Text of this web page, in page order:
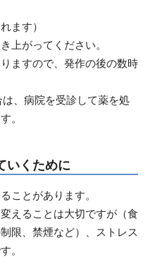
ます）
上がってください。
ますので、発作の後の数時
、病院を受診して薬を処
。
いくために
ことがあります。
えることは大切ですが（食
限、禁煙など）、ストレス
。